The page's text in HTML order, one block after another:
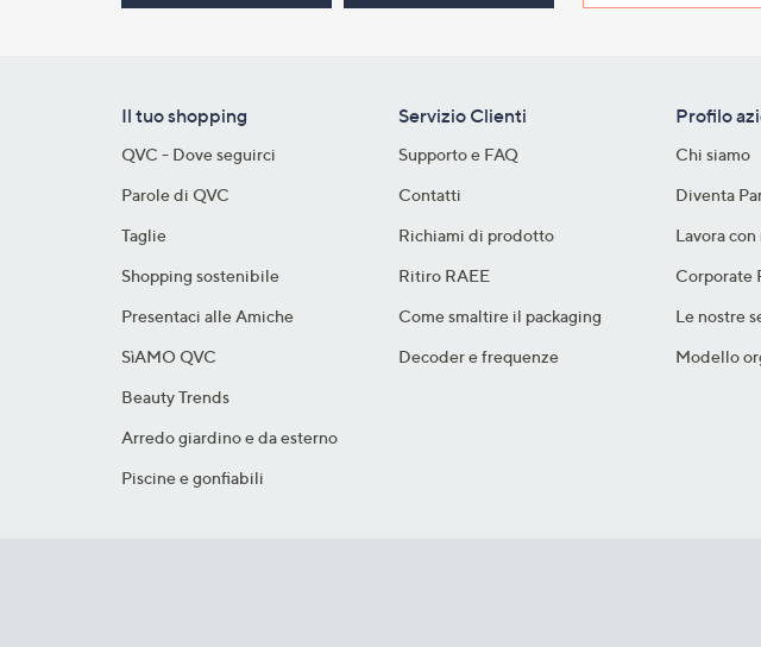
Il tuo shopping
QVC - Dove seguirci
Parole di QVC
Taglie
Shopping sostenibile​
Presentaci alle Amiche
SìAMO QVC
Beauty Trends
Arredo giardino e da esterno
Piscine e gonfiabili
Servizio Clienti
Supporto e FAQ
Contatti
Richiami di prodotto
Ritiro RAEE
Come smaltire il packaging​
Decoder e frequenze​
Profilo
Chi siamo
Diventa
Lavora con
Corporate
Le nostre
Modello